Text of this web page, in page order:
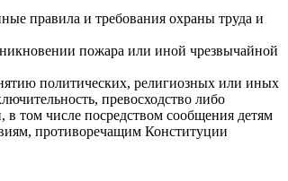
правила и требования охраны труда и
пожара или иной чрезвычайной
политических, религиозных или иных
превосходство либо
том числе посредством сообщения детям
противоречащим Конституции